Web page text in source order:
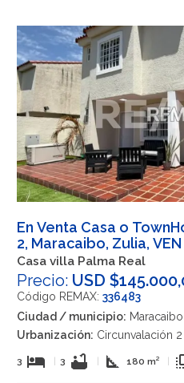
En Venta Casa o
2, Maracaibo, Zulia, VEN
Casa villa Palma Real
Precio: USD
Código REMAX: 336483
Ciudad / municipio: Maracaibo
Urbanización: Circunvalación 2
3 hotel 3 bathtub square_foot 180 m²